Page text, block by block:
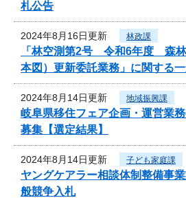
札公告
2024年8月16日更新 林政課
「林空測第2号 令和6年度 森
本図）更新委託業務」に関する
2024年8月14日更新 地域振興課
岐阜県移住フェア企画・運営業
募集【選定結果】
2024年8月14日更新 子ども家庭課
ヤングケアラー相談体制整備事
般競争入札